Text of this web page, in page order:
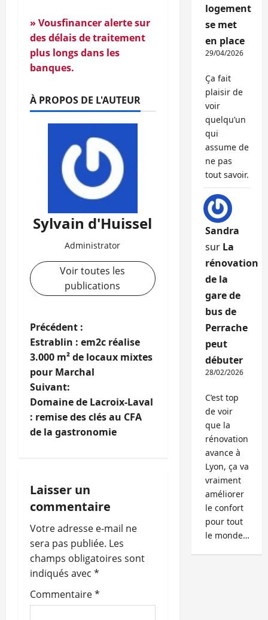
» Vousfinancer alerte sur
des délais de traitement
plus longs dans les
banques.
À PROPOS DE L'AUTEUR
Sylvain d'Huissel
Administrator
Voir toutes les
publications
N
a
v
i
g
t
i
o
n
d
’
Précédent :
Estrablin : em2c réalise
3.000 m² de locaux mixtes
pour Marchal
Suivant:
Domaine de Lacroix-Laval
: remise des clés au CFA
de la gastronomie
Laisser un
commentaire
Votre adresse e-mail ne
sera pas publiée. Les
champs obligatoires sont
indiqués avec *
Commentaire*
logement
se met
en place
29/04/2026
Ça fait
plaisir de
voir
quelqu’un
qui
assume de
ne pas
tout savoir.
Sandra
sur La
rénovation
de la
gare de
bus de
Perrache
peut
débuter
28/02/2026
C’est top
de voir
que la
rénovation
avance à
Lyon, ça va
vraiment
améliorer
le confort
pour tout
le monde…